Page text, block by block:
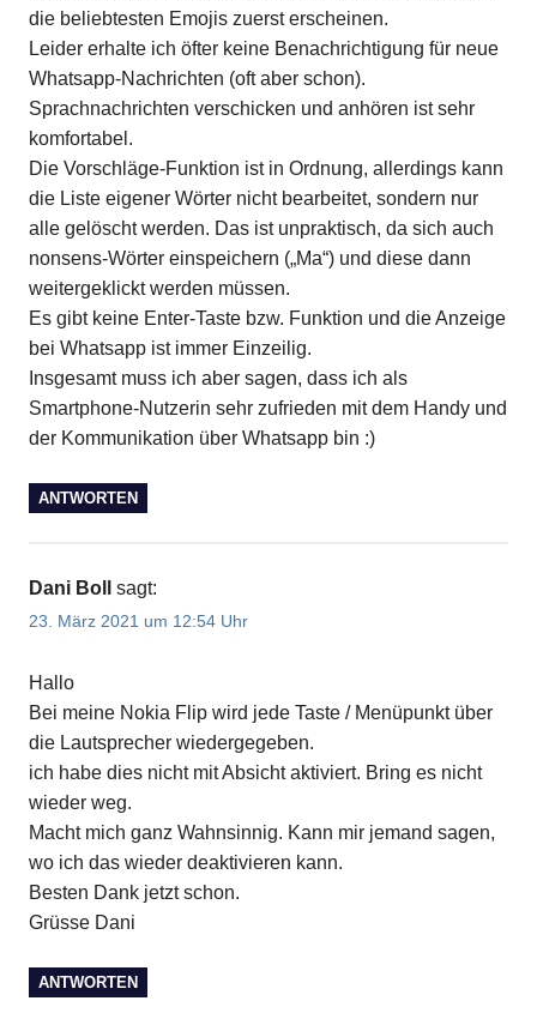
die beliebtesten Emojis zuerst erscheinen.
Leider erhalte ich öfter keine Benachrichtigung für neue
Whatsapp-Nachrichten (oft aber schon).
Sprachnachrichten verschicken und anhören ist sehr
komfortabel.
Die Vorschläge-Funktion ist in Ordnung, allerdings kann
die Liste eigener Wörter nicht bearbeitet, sondern nur
alle gelöscht werden. Das ist unpraktisch, da sich auch
nonsens-Wörter einspeichern („Ma“) und diese dann
weitergeklickt werden müssen.
Es gibt keine Enter-Taste bzw. Funktion und die Anzeige
bei Whatsapp ist immer Einzeilig.
Insgesamt muss ich aber sagen, dass ich als
Smartphone-Nutzerin sehr zufrieden mit dem Handy und
der Kommunikation über Whatsapp bin :)
ANTWORTEN
Dani Boll sagt:
23. März 2021 um 12:54 Uhr
Hallo
Bei meine Nokia Flip wird jede Taste / Menüpunkt über
die Lautsprecher wiedergegeben.
ich habe dies nicht mit Absicht aktiviert. Bring es nicht
wieder weg.
Macht mich ganz Wahnsinnig. Kann mir jemand sagen,
wo ich das wieder deaktivieren kann.
Besten Dank jetzt schon.
Grüsse Dani
ANTWORTEN